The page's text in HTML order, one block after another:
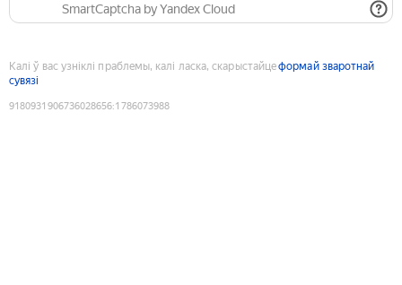
SmartCaptcha by Yandex Cloud
Калі ў вас узніклі праблемы, калі ласка, скарыстайцеформай зваротнай
сувязі
9180931906736028656:1786073988